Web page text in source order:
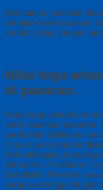
Berikutnya, pastikan
sebelum memutuskan.
vendor, tetapi jangan
Nilai toga
di pasaran.
Biaya toga wisuda
serta kuantitas pesanan.
pembelian dilakukan
toga wisuda standar
Kendati begitu, banyak
ekonomis. Produsen
Bengkalis, Paket ini
perguruan tinggi dengan